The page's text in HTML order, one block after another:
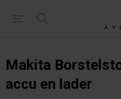
Makita
accu en lader